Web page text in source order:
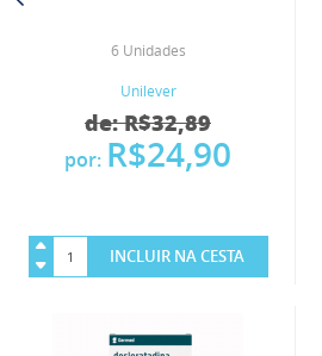
6 Unidades
Unilever
de: R$32,89
por: R$24,90
INCLUIR NA CESTA